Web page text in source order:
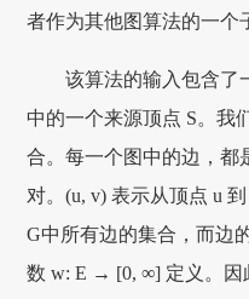
者作为其他图算法的一个
该算法的输入包含了
中的一个来源顶点 S。我
合。每一个图中的边，都
对。(u, v) 表示从顶点 u
G中所有边的集合，而边
数 w: E → [0, ∞] 定义。因